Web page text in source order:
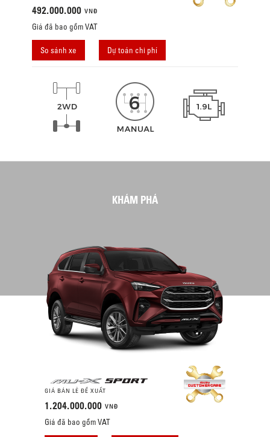
492.000.000 VNĐ
Giá đã bao gồm VAT
So sánh xe Dự toán chi phí
KHÁM PHÁ
GIÁ BÁN LẺ ĐỀ XUẤT
1.204.000.000 VNĐ
Giá đã bao gồm VAT